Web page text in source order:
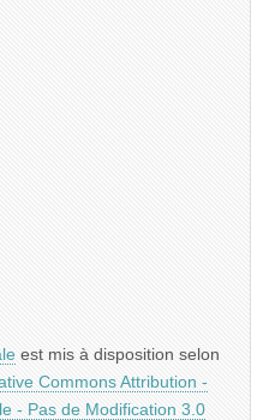
est mis à disposition selon
Commons Attribution -
- Pas de Modification 3.0